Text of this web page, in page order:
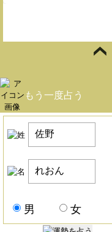
もう一度占う
男 女